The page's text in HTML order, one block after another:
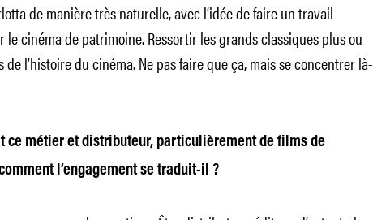
de manière très naturelle, avec l’idée de faire un travail
le cinéma de patrimoine. Ressortir les grands classiques plus ou
de l’histoire du cinéma. Ne pas faire que ça, mais se concentrer là-
ce métier et distributeur, particulièrement de films de
l’engagement se traduit-il ?